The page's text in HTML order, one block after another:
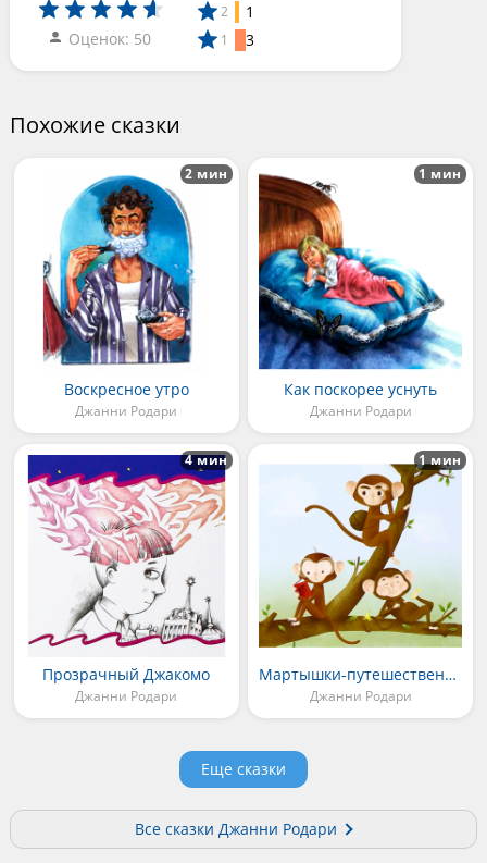
Оценок: 50
2 1
1 3
Похожие сказки
Воскресное утро
Джанни Родари
2 мин
Как поскорее уснуть
Джанни Родари
1 мин
Прозрачный Джакомо
Джанни Родари
4 мин
Мартышки-путешественницы
Джанни Родари
1 мин
Еще сказки
Все сказки Джанни Родари